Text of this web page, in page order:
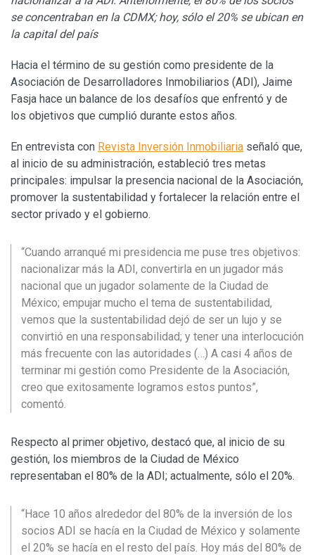
se concentraban en la CDMX; hoy, sólo el 20% se ubican en
la capital del país
Hacia el término de su gestión como presidente de la
Asociación de Desarrolladores Inmobiliarios (ADI), Jaime
Fasja hace un balance de los desafíos que enfrentó y de
los objetivos que cumplió durante estos años.
En entrevista con Revista Inversión Inmobiliaria señaló que,
al inicio de su administración, estableció tres metas
principales: impulsar la presencia nacional de la Asociación,
promover la sustentabilidad y fortalecer la relación entre el
sector privado y el gobierno.
“Cuando arranqué mi presidencia me puse tres objetivos:
nacionalizar más la ADI, convertirla en un jugador más
nacional que un jugador solamente de la Ciudad de
México; empujar mucho el tema de sustentabilidad,
vemos que la sustentabilidad dejó de ser un lujo y se
convirtió en una responsabilidad; y tener una interlocución
más frecuente con las autoridades (…) A casi 4 años de
terminar mi gestión como Presidente de la Asociación,
creo que exitosamente logramos estos puntos”,
comentó.
Respecto al primer objetivo, destacó que, al inicio de su
gestión, los miembros de la Ciudad de México
representaban el 80% de la ADI; actualmente, sólo el 20%.
“Hace 10 años alrededor del 80% de la inversión de los
socios ADI se hacía en la Ciudad de México y solamente
el 20% se hacía en el resto del país. Hoy más del 80% de